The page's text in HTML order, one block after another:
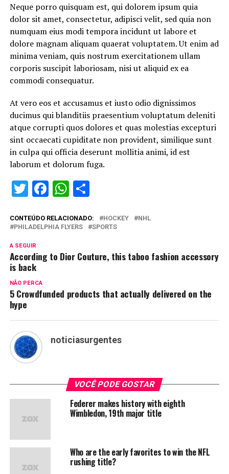
Neque porro quisquam est, qui dolorem ipsum quia
dolor sit amet, consectetur, adipisci velit, sed quia non
numquam eius modi tempora incidunt ut labore et
dolore magnam aliquam quaerat voluptatem. Ut enim ad
minima veniam, quis nostrum exercitationem ullam
corporis suscipit laboriosam, nisi ut aliquid ex ea
commodi consequatur.
At vero eos et accusamus et iusto odio dignissimos
ducimus qui blanditiis praesentium voluptatum deleniti
atque corrupti quos dolores et quas molestias excepturi
sint occaecati cupiditate non provident, similique sunt
in culpa qui officia deserunt mollitia animi, id est
laborum et dolorum fuga.
Twitter
Facebook
WhatsApp
Share
CONTEÚDO RELACIONADO: HOCKEY
NHL
PHILADELPHIA FLYERS
SPORTS
A SEGUIR
According to Dior Couture, this taboo fashion accessory
is back
NÃO PERCA
5 Crowdfunded products that actually delivered on the
hype
noticiasurgentes
VOCÊ PODE GOSTAR
Federer makes history with eighth
Wimbledon, 19th major title
Who are the early favorites to win the NFL
rushing title?